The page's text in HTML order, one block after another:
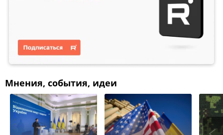
Мнения, события, идеи